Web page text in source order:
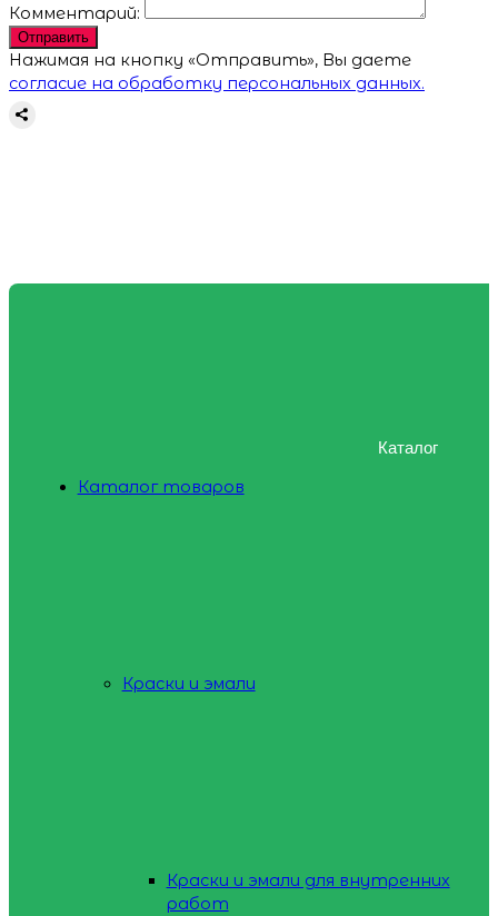
Комментарий:
Отправить
Нажимая на кнопку «Отправить», Вы даете
согласие на обработку персональных данных.
Каталог
Каталог товаров
Краски и эмали
Краски и эмали для внутренних
работ